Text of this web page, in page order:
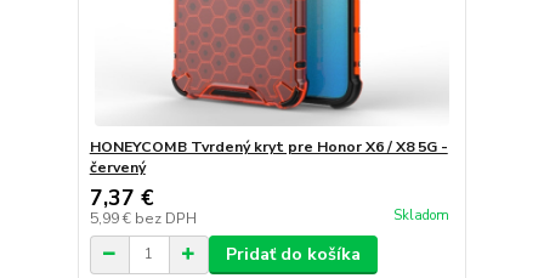
HONEYCOMB Tvrdený kryt pre Honor X6 / X8 5G -
červený
7,37 €
5,99 € bez DPH Skladom
Pridať do košíka